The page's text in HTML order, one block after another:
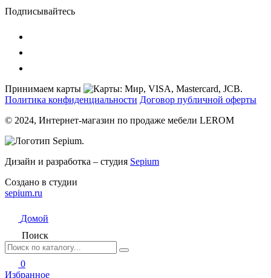
Подписывайтесь
Принимаем карты
Политика конфиденциальности Договор публичной оферты
© 2024, Интернет-магазин по продаже мебели LEROM
Дизайн и разработка – студия Sepium
Создано в студии
sepium.ru
Домой
Поиск
0
Избранное